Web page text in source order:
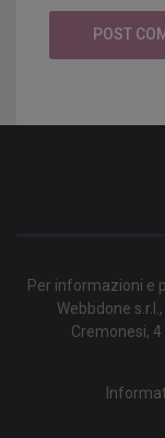
Per informazioni e
Webbdone
Cremonesi, 4